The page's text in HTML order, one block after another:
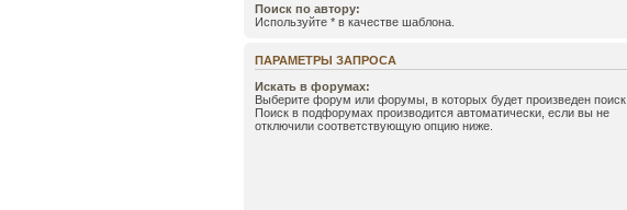
Поиск по автору:
Используйте * в качестве шаблона.
ПАРАМЕТРЫ ЗАПРОСА
Искать в форумах:
Выберите форум или форумы, в которых будет произведен поиск.
Поиск в подфорумах производится автоматически, если вы не
отключили соответствующую опцию ниже.